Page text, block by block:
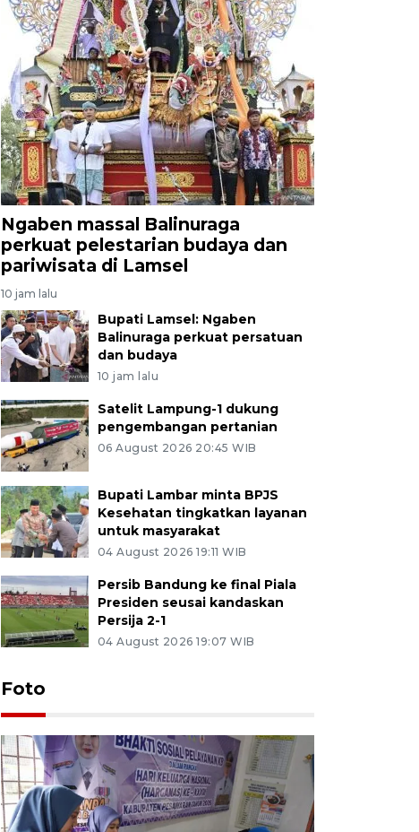
Ngaben massal Balinuraga
perkuat pelestarian budaya dan
pariwisata di Lamsel
10 jam lalu
Bupati Lamsel: Ngaben
Balinuraga perkuat persatuan
dan budaya
10 jam lalu
Satelit Lampung-1 dukung
pengembangan pertanian
06 August 2026 20:45 WIB
Bupati Lambar minta BPJS
Kesehatan tingkatkan layanan
untuk masyarakat
04 August 2026 19:11 WIB
Persib Bandung ke final Piala
Presiden seusai kandaskan
Persija 2-1
04 August 2026 19:07 WIB
Foto